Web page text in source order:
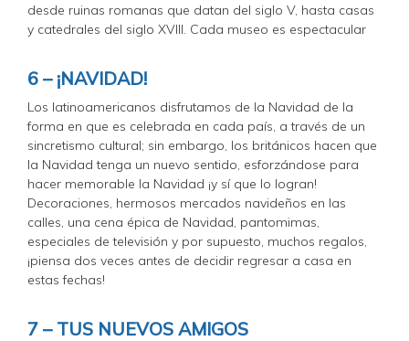
desde ruinas romanas que datan del siglo V, hasta casas
y catedrales del siglo XVIII. Cada museo es espectacular
6 – ¡NAVIDAD!
Los latinoamericanos disfrutamos de la Navidad de la
forma en que es celebrada en cada país, a través de un
sincretismo cultural; sin embargo, los británicos hacen que
la Navidad tenga un nuevo sentido, esforzándose para
hacer memorable la Navidad ¡y sí que lo logran!
Decoraciones, hermosos mercados navideños en las
calles, una cena épica de Navidad, pantomimas,
especiales de televisión y por supuesto, muchos regalos,
¡piensa dos veces antes de decidir regresar a casa en
estas fechas!
7 – TUS NUEVOS AMIGOS